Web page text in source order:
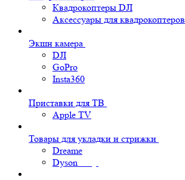
Квадрокоптеры DJI
Аксессуары для квадрокоптеров
Экшн камера
DJI
GoPro
Insta360
Приставки для ТВ
Apple TV
Товары для укладки и стрижки
Dreame
Dyson